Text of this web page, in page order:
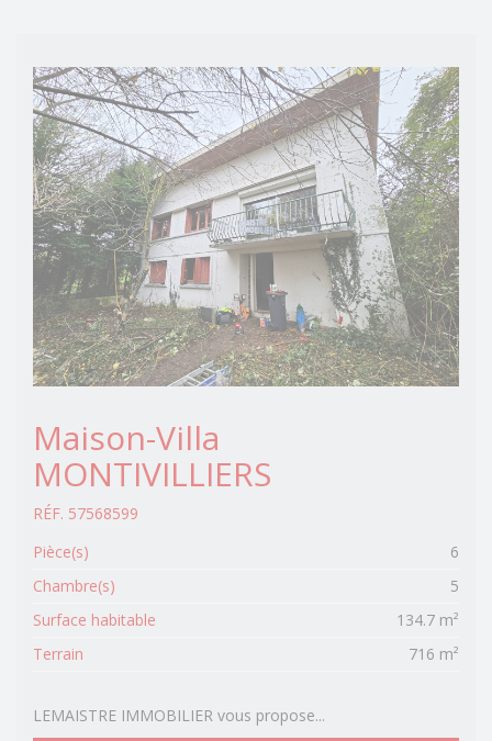
Maison-Villa
MONTIVILLIERS
RÉF. 57568599
Pièce(s)
6
Chambre(s)
5
Surface habitable
134.7 m²
Terrain
716 m²
LEMAISTRE IMMOBILIER vous propose...